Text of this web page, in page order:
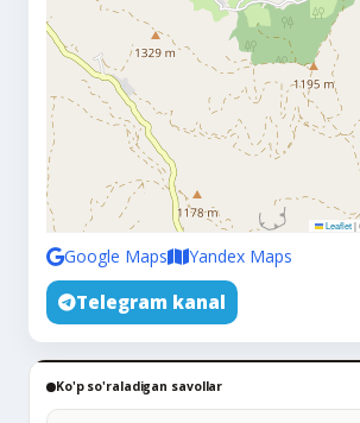
Leaflet|
Google Maps Yandex Maps
Telegram kanal
Ko'p so'raladigan savollar